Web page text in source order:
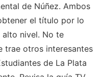
de Núñez. Ambos
el título por lo
nivel. No te
trae otros interesantes
de La Plata